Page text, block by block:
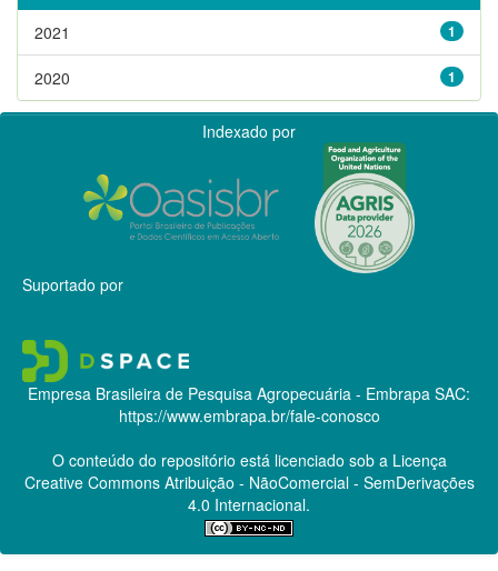
1
2021
1
2020
Indexado por
Suportado por
Empresa Brasileira de Pesquisa Agropecuária - Embrapa SAC:
https://www.embrapa.br/fale-conosco
O conteúdo do repositório está licenciado sob a Licença
Creative CommonsAtribuição - NãoComercial - SemDerivações
4.0 Internacional.